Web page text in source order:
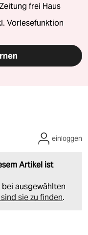
frei Haus
Vorlesefunktion
Artikel ist
ausgewählten
sie zu finden.
einloggen